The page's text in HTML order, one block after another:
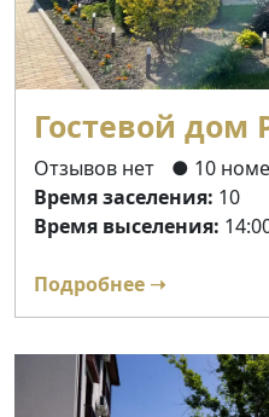
Гостевой дом
Отзывов нет
● 10
Время заселения: 10
Время выселения:
Подробнее ➝